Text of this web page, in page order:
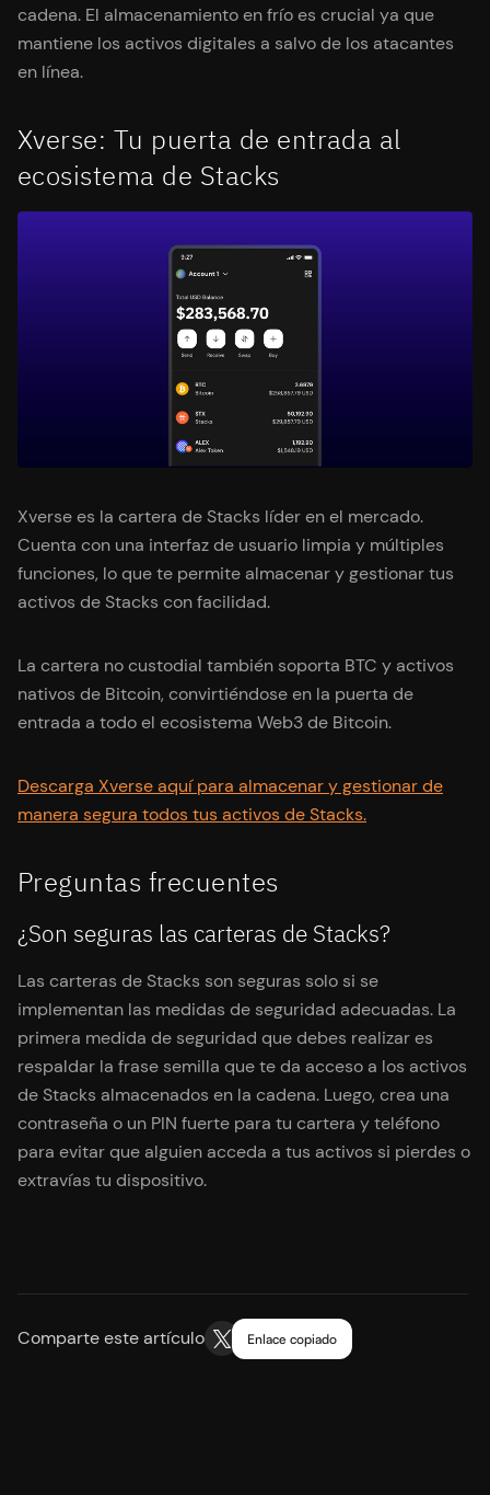
cadena. El almacenamiento en frío es crucial ya que
mantiene los activos digitales a salvo de los atacantes
en línea.
Xverse: Tu puerta de entrada al
ecosistema de Stacks
Xverse es la cartera de Stacks líder en el mercado.
Cuenta con una interfaz de usuario limpia y múltiples
funciones, lo que te permite almacenar y gestionar tus
activos de Stacks con facilidad.
La cartera no custodial también soporta BTC y activos
nativos de Bitcoin, convirtiéndose en la puerta de
entrada a todo el ecosistema Web3 de Bitcoin.
‍Descarga Xverse aquí para almacenar y gestionar de
manera segura todos tus activos de Stacks.
Preguntas frecuentes
¿Son seguras las carteras de Stacks?
Las carteras de Stacks son seguras solo si se
implementan las medidas de seguridad adecuadas. La
primera medida de seguridad que debes realizar es
respaldar la frase semilla que te da acceso a los activos
de Stacks almacenados en la cadena. Luego, crea una
contraseña o un PIN fuerte para tu cartera y teléfono
para evitar que alguien acceda a tus activos si pierdes o
extravías tu dispositivo.
Comparte este artículo Enlace copiado